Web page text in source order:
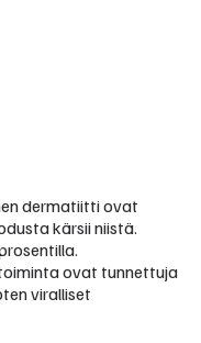
dermatiitti ovat
kärsii niistä.
ovat tunnettuja
viralliset